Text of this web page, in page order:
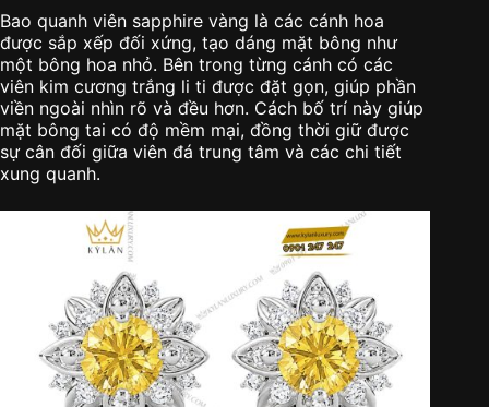
Bao quanh viên sapphire vàng là các cánh hoa
được sắp xếp đối xứng, tạo dáng mặt bông như
một bông hoa nhỏ. Bên trong từng cánh có các
viên kim cương trắng li ti được đặt gọn, giúp phần
viền ngoài nhìn rõ và đều hơn. Cách bố trí này giúp
mặt bông tai có độ mềm mại, đồng thời giữ được
sự cân đối giữa viên đá trung tâm và các chi tiết
xung quanh.